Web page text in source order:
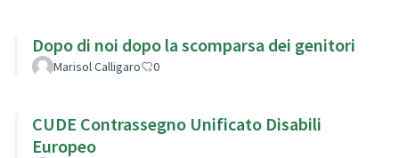
Dopo di noi dopo la scomparsa dei genitori
Marisol Calligaro 0
CUDE Contrassegno Unificato Disabili
Europeo